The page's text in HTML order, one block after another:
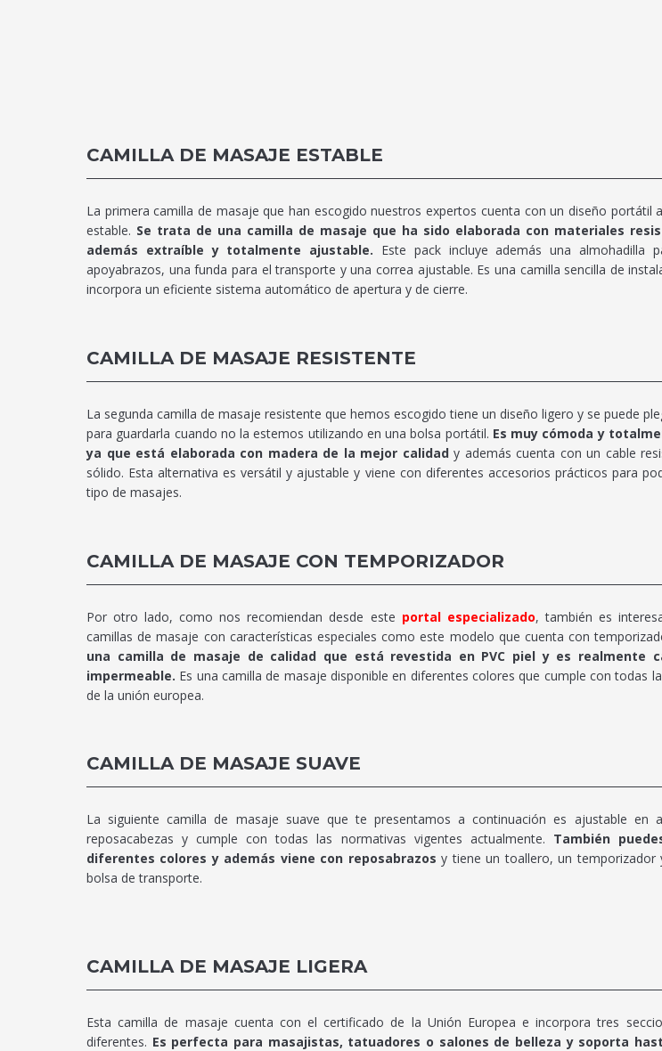
CAMILLA DE MASAJE ESTABLE
La primera camilla de masaje que han escogido nuestros expertos cuenta con un diseño portátil
estable. Se trata de una camilla de masaje que ha sido elaborada con materiales
además extraíble y totalmente ajustable. Este pack incluye además una almohadilla
apoyabrazos, una funda para el transporte y una correa ajustable. Es una camilla sencilla de
incorpora un eficiente sistema automático de apertura y de cierre.
CAMILLA DE MASAJE RESISTENTE
La segunda camilla de masaje resistente que hemos escogido tiene un diseño ligero y se puede
para guardarla cuando no la estemos utilizando en una bolsa portátil. Es muy cómoda y
ya que está elaborada con madera de la mejor calidady además cuenta con un cable
sólido. Esta alternativa es versátil y ajustable y viene con diferentes accesorios prácticos para
tipo de masajes.
CAMILLA DE MASAJE CON TEMPORIZADOR
Por otro lado, como nos recomiendan desde este portal especializado, también es
camillas de masaje con características especiales como este modelo que cuenta con
una camilla de masaje de calidad que está revestida en PVC piel y es realmente
impermeable. Es una camilla de masaje disponible en diferentes colores que cumple con todas
de la unión europea.
CAMILLA DE MASAJE SUAVE
La siguiente camilla de masaje suave que te presentamos a continuación es ajustable en
reposacabezas y cumple con todas las normativas vigentes actualmente. También
diferentes colores y además viene con reposabrazos y tiene un toallero, un temporizador
bolsa de transporte.
CAMILLA DE MASAJE LIGERA
Esta camilla de masaje cuenta con el certificado de la Unión Europea e incorpora tres
diferentes. Es perfecta para masajistas, tatuadores o salones de belleza y soporta